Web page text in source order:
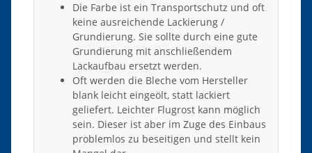
Die Farbe ist ein Transportschutz und oft
keine ausreichende Lackierung /
Grundierung. Sie sollte durch eine gute
Grundierung mit anschließendem
Lackaufbau ersetzt werden.
Oft werden die Bleche vom Hersteller
blank leicht eingeölt, statt lackiert
geliefert. Leichter Flugrost kann möglich
sein. Dieser ist aber im Zuge des Einbaus
problemlos zu beseitigen und stellt kein